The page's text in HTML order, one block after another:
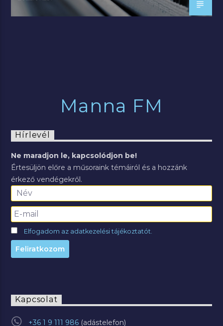
Manna FM
Hírlevél
Ne maradjon le, kapcsolódjon be!
Értesüljön előre a műsoraink témáiról és a hozzánk
érkező vendégekről.
Elfogadom az adatkezelési tájékoztatót.
Kapcsolat
+36 1 9 111 986